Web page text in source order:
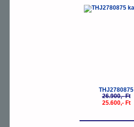
THJ2780875
26.900,- Ft
25.600,- Ft